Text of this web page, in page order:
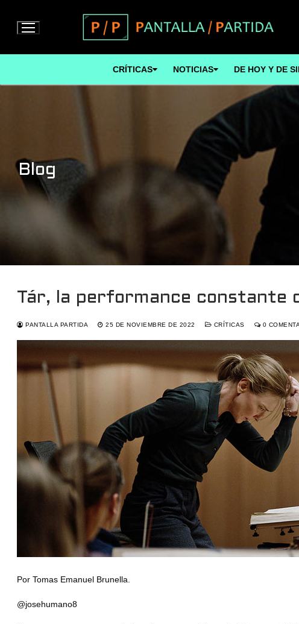
contenido
CRÍTICAS NOTICIAS DE HOY Y DE
Blog
Tár, la performance constante
PANTALLA PARTIDA 25 DE NOVIEMBRE DE 2022 CRÍTICAS 0
Por Tomas Emanuel Brunella.
@josehumano8